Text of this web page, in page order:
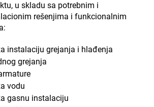
u skladu sa potrebnim i
rešenjima i funkcionalnim
instalaciju grejanja i hlađenja
grejanja
vodu
gasnu instalaciju